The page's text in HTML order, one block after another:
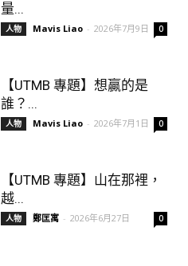
量...
人物 Mavis Liao - 2026年7月9日 0
【UTMB 專題】想贏的是
誰？...
人物 Mavis Liao - 2026年7月1日 0
【UTMB 專題】山在那裡，
越...
人物 鄭匡寓 - 2026年6月27日 0